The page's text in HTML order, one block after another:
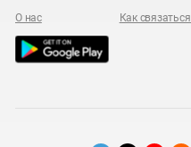
О нас Как